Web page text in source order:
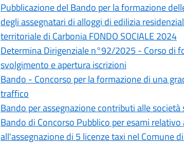
Pubblicazione del Bando per la formazione
degli assegnatari di alloggi di edilizia
territoriale di Carbonia FONDO SOCIALE 2024
Determina Dirigenziale n°92/2025 - Corso di
svolgimento e apertura iscrizioni
Bando - Concorso per la formazione di una
traffico
Bando per assegnazione contributi alle
Bando di Concorso Pubblico per esami
all'assegnazione di 5 licenze taxi nel Comune